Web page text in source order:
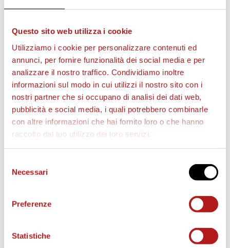
Questo sito web utilizza i cookie
Utilizziamo i cookie per personalizzare contenuti ed
annunci, per fornire funzionalità dei social media e per
analizzare il nostro traffico. Condividiamo inoltre
informazioni sul modo in cui utilizzi il nostro sito con i
nostri partner che si occupano di analisi dei dati web,
pubblicità e social media, i quali potrebbero combinarle
con altre informazioni che hai fornito loro o che hanno
raccolto dal tuo utilizzo dei loro servizi.
delNecessari
Preferenze
Statistiche
BIGLIETTI